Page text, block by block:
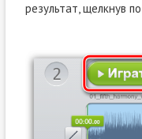
результат, щелкнув